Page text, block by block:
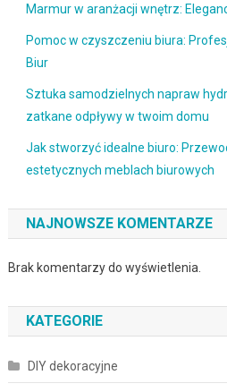
Marmur w aranżacji wnętrz:
Pomoc w czyszczeniu biura:
Biur
Sztuka samodzielnych napraw
zatkane odpływy w twoim domu
Jak stworzyć idealne biuro:
estetycznych meblach biurowych
NAJNOWSZE KOMENTARZE
Brak komentarzy do wyświetlenia.
KATEGORIE
DIY dekoracyjne